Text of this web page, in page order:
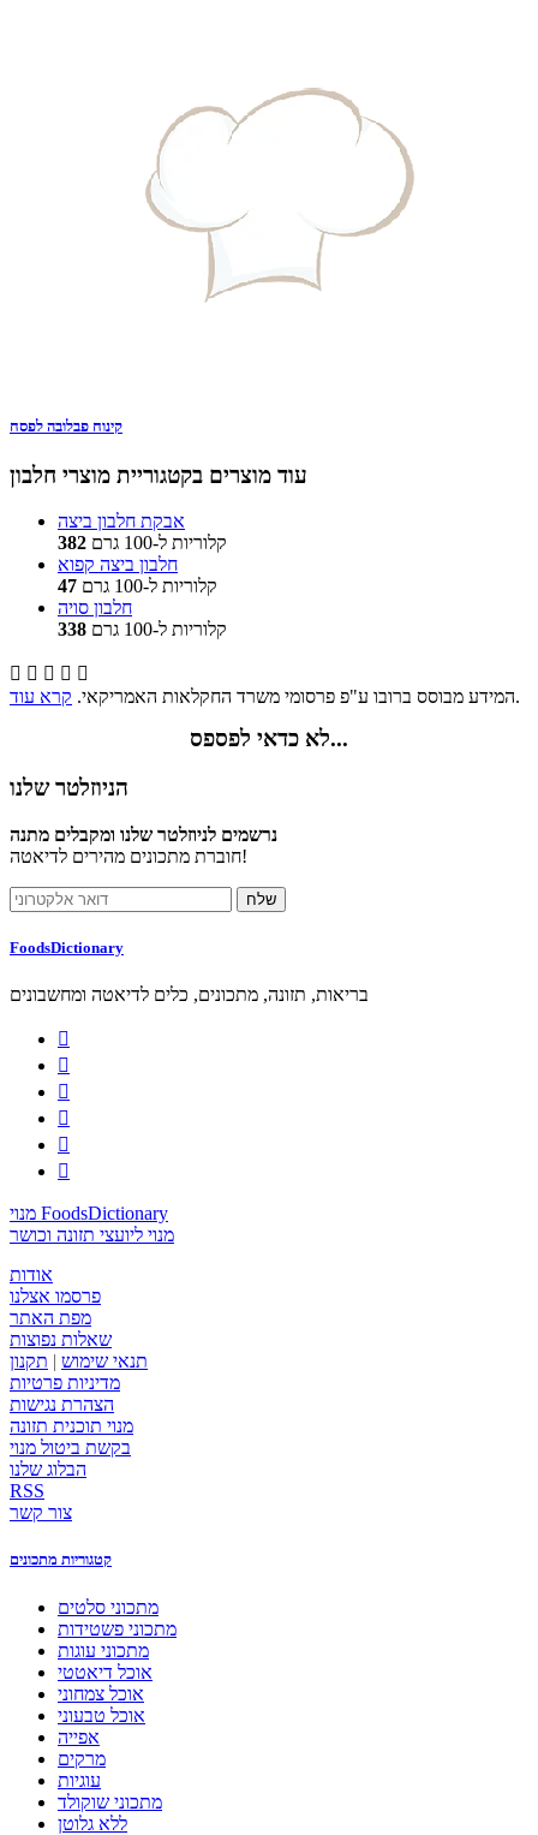
קינוח פבלובה לפסח
עוד מוצרים בקטגוריית מוצרי חלבון
אבקת חלבון ביצה
382
קלוריות ל-100 גרם
חלבון ביצה קפוא
47
קלוריות ל-100 גרם
חלבון סויה
338
קלוריות ל-100 גרם
    
המידע מבוסס ברובו ע"פ פרסומי משרד החקלאות האמריקאי. קרא עוד .
לא כדאי לפספס...
הניוזלטר שלנו
נרשמים לניוזלטר שלנו ומקבלים מתנה
חוברת מתכונים מהירים לדיאטה!
FoodsDictionary
בריאות, תזונה, מתכונים, כלים לדיאטה ומחשבונים






מנוי FoodsDictionary
מנוי ליועצי תזונה וכושר
אודות
פרסמו אצלנו
מפת האתר
שאלות נפוצות
תנאי שימוש | תקנון
מדיניות פרטיות
הצהרת נגישות
מנוי תוכנית תזונה
בקשת ביטול מנוי
הבלוג שלנו
RSS
צור קשר
קטגוריות מתכונים
מתכוני סלטים
מתכוני פשטידות
מתכוני עוגות
אוכל דיאטטי
אוכל צמחוני
אוכל טבעוני
אפייה
מרקים
עוגיות
מתכוני שוקולד
ללא גלוטן